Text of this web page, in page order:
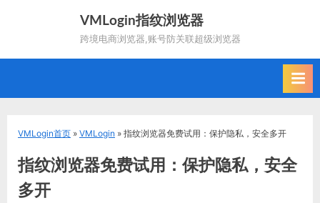
VMLogin指纹浏览器
跨境电商浏览器,账号防关联超级浏览器
VMLogin首页 » VMLogin » 指纹浏览器免费试用：保护隐私，安全多开
指纹浏览器免费试用：保护隐私，安全
多开